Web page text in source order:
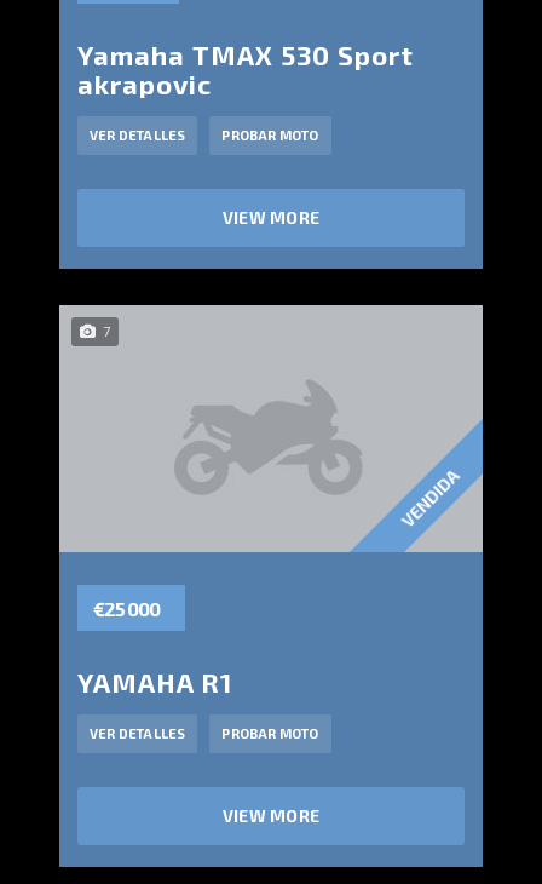
Yamaha TMAX 530 Sport
akrapovic
VER DETALLES PROBAR MOTO
VIEW MORE
VENDIDA
7
€25 000
YAMAHA R1
VER DETALLES PROBAR MOTO
VIEW MORE